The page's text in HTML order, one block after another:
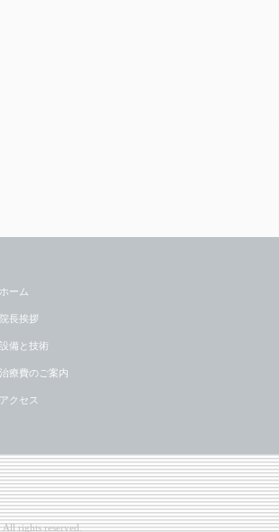
ホーム
院長挨拶
設備と技術
治療費のご案内
アクセス
All rights reserved.